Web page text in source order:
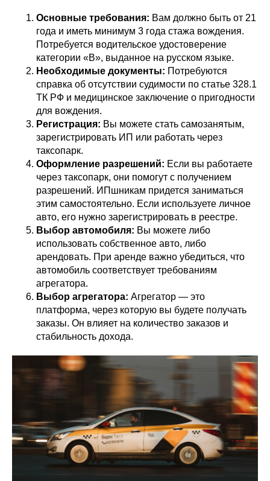
Основные требования: Вам должно быть от 21
года и иметь минимум 3 года стажа вождения.
Потребуется водительское удостоверение
категории «В», выданное на русском языке.
Необходимые документы: Потребуются
справка об отсутствии судимости по статье 328.1
ТК РФ и медицинское заключение о пригодности
для вождения.
Регистрация: Вы можете стать самозанятым,
зарегистрировать ИП или работать через
таксопарк.
Оформление разрешений: Если вы работаете
через таксопарк, они помогут с получением
разрешений. ИПшникам придется заниматься
этим самостоятельно. Если используете личное
авто, его нужно зарегистрировать в реестре.
Выбор автомобиля: Вы можете либо
использовать собственное авто, либо
арендовать. При аренде важно убедиться, что
автомобиль соответствует требованиям
агрегатора.
Выбор агрегатора: Агрегатор — это
платформа, через которую вы будете получать
заказы. Он влияет на количество заказов и
стабильность дохода.